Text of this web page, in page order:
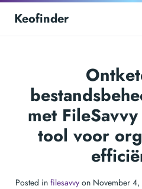
Keofinder
met
tool voor
Posted in filesavvy on November